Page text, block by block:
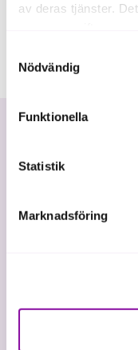
av deras tjänster.
Om du klickar på
eller delning av
förutom för kakor
ska fungera se mer
Nödvändig
Funktionella
Statistik
Marknadsföring